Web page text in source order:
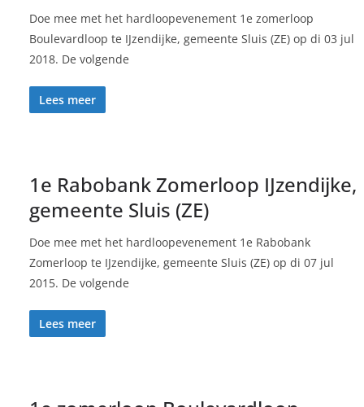
Doe mee met het hardloopevenement 1e zomerloop
Boulevardloop te IJzendijke, gemeente Sluis (ZE) op di 03 jul
2018. De volgende
Lees meer
1e Rabobank Zomerloop IJzendijke,
gemeente Sluis (ZE)
Doe mee met het hardloopevenement 1e Rabobank
Zomerloop te IJzendijke, gemeente Sluis (ZE) op di 07 jul
2015. De volgende
Lees meer